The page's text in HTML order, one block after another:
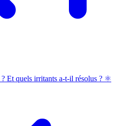
Et quels irritants a-t-il résolus ? ⚛️